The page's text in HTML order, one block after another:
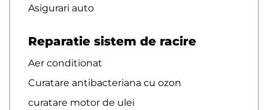
Asigurari auto
Reparatie sistem de racire
Aer conditionat
Curatare antibacteriana cu ozon
curatare motor de ulei